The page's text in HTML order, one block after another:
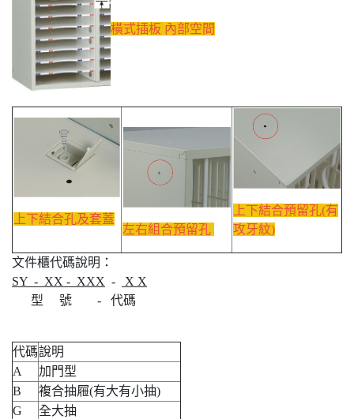
橫式插板 內部空間
上下結合孔及套蓋
左右組合預留孔
上下結合預留孔(有
攻牙紋)
文件櫃代碼說明：
SY - XX - XXX -
X X
型 號 - 代碼
代碼說明
A
加門型
B
複合抽屜(有大有小抽)
G
全大抽